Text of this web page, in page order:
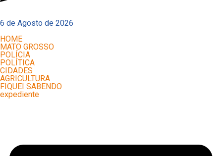
6 de Agosto de 2026
HOME
MATO GROSSO
POLÍCIA
POLÍTICA
CIDADES
AGRICULTURA
FIQUEI SABENDO
expediente